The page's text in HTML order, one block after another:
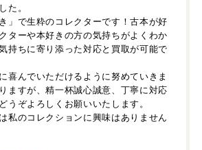
た。
」で生粋のコレクターです！古本が好
ターや本好きの方の気持ちがよくわか
持ちに寄り添った対応と買取が可能で
喜んでいただけるように努めていきま
ますが、精一杯誠心誠意、丁寧に対応
うぞよろしくお願いいたします。
私のコレクションに興味はありません